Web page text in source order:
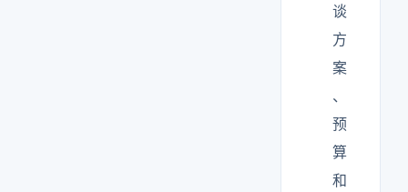
谈
方
案
、
预
算
和